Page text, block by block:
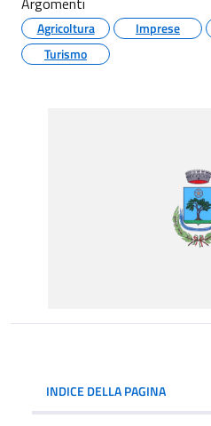
Agricoltura Imprese
Turismo
INDICE DELLA PAGINA